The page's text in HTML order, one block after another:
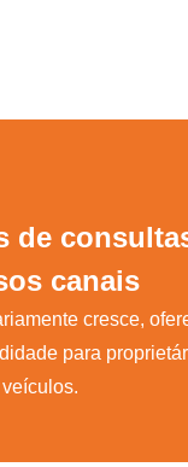
de
canais
cresce,
para
veículos.